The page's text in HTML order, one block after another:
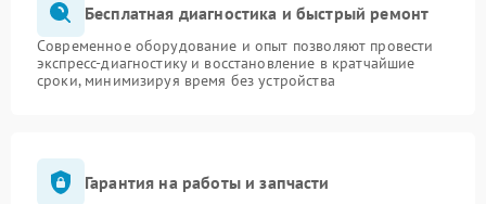
Бесплатная диагностика и быстрый ремонт
Современное оборудование и опыт позволяют провести
экспресс-диагностику и восстановление в кратчайшие
сроки, минимизируя время без устройства
Гарантия на работы и запчасти